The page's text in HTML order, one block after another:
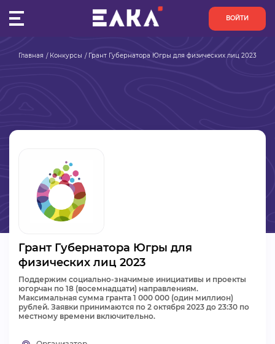
ВОЙТИ
ОРГАНИЗАЦИИ
АКТИВИСТЫ
ПРОЕКТЫ
БАЗА ЗНАНИЙ
ВИДЕОКУРСЫ
Главная Конкурсы Грант Губернатора Югры для физических лиц 2023
Грант Губернатора Югры для
физических лиц 2023
Поддержим социально-значимые инициативы и проекты
югорчан по 18 (восемнадцати) направлениям.
Максимальная сумма гранта 1 000 000 (один миллион)
рублей. Заявки принимаются по 2 октября 2023 до 23:30 по
местному времени включительно.